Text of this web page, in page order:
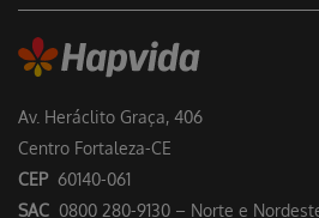
Av. Heráclito Graça, 406
Centro Fortaleza-CE
CEP 60140-061
SAC 0800 280-9130 – Norte e